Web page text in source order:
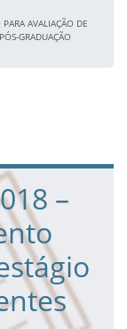
AVALIAÇÃO DE
GRADUAÇÃO
–